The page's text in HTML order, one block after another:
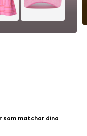
som matchar dina